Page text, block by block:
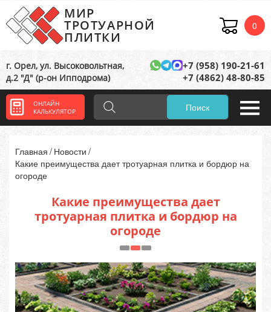
МИР
ТРОТУАРНОЙ
ПЛИТКИ
г. Орел, ул. Высоковольтная,
д.2 "Д" (р-он Ипподрома)
+7 (958) 190-21-61
+7 (4862) 48-80-85
ОНЛАЙН
КАЛЬКУЛЯТОР
0
Поиск
Главная Новости
Какие преимущества дает тротуарная плитка и бордюр на
огороде
Какие преимущества дает
тротуарная плитка и бордюр на
огороде